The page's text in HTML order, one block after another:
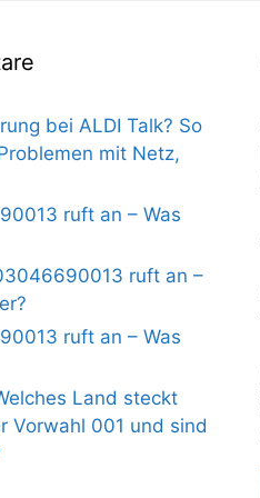
bei ALDI Talk? So
mit Netz,
ruft an – Was
ruft an –
ruft an – Was
Land steckt
Vorwahl 001 und sind